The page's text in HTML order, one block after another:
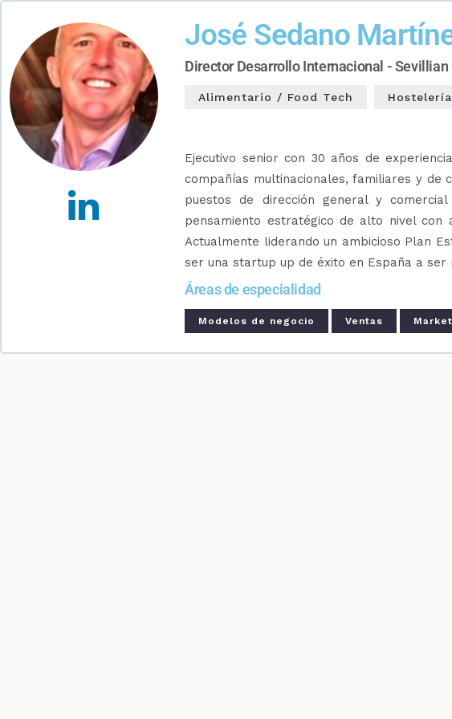
José Sedano
Director Desarrollo Internacional -
Alimentario / Food Tech
Ejecutivo senior con 30 años de
compañías multinacionales, familiares y de
puestos de dirección general y
pensamiento estratégico de alto nivel
Actualmente liderando un ambicioso Plan
ser una startup up de éxito en España a
Áreas de especialidad
Modelos de negocio Ventas